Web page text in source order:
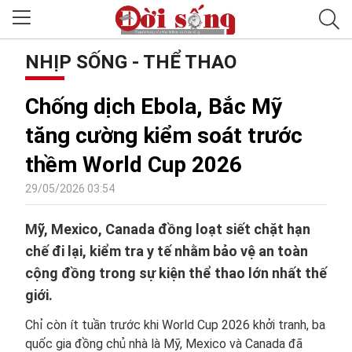
NHỊP SỐNG - THỂ THAO
Chống dịch Ebola, Bắc Mỹ
tăng cường kiểm soát trước
thềm World Cup 2026
29/05/2026 03:54
Mỹ, Mexico, Canada đồng loạt siết chặt hạn
chế đi lại, kiểm tra y tế nhằm bảo vệ an toàn
cộng đồng trong sự kiện thể thao lớn nhất thế
giới.
Chỉ còn ít tuần trước khi World Cup 2026 khởi tranh, ba
quốc gia đồng chủ nhà là Mỹ, Mexico và Canada đã